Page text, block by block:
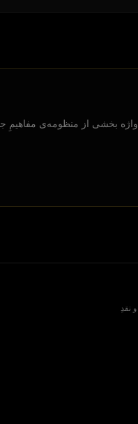
واژه بخشی از منظومه‌ی مفاهیمِ
نقدِ